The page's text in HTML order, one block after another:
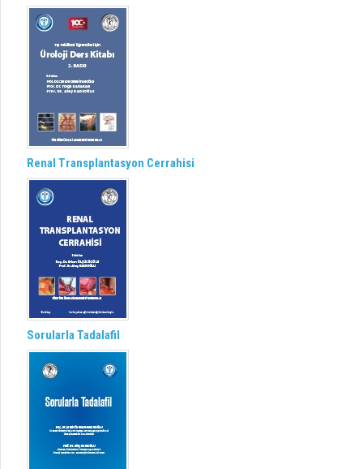
Renal Transplantasyon Cerrahisi
Sorularla Tadalafil